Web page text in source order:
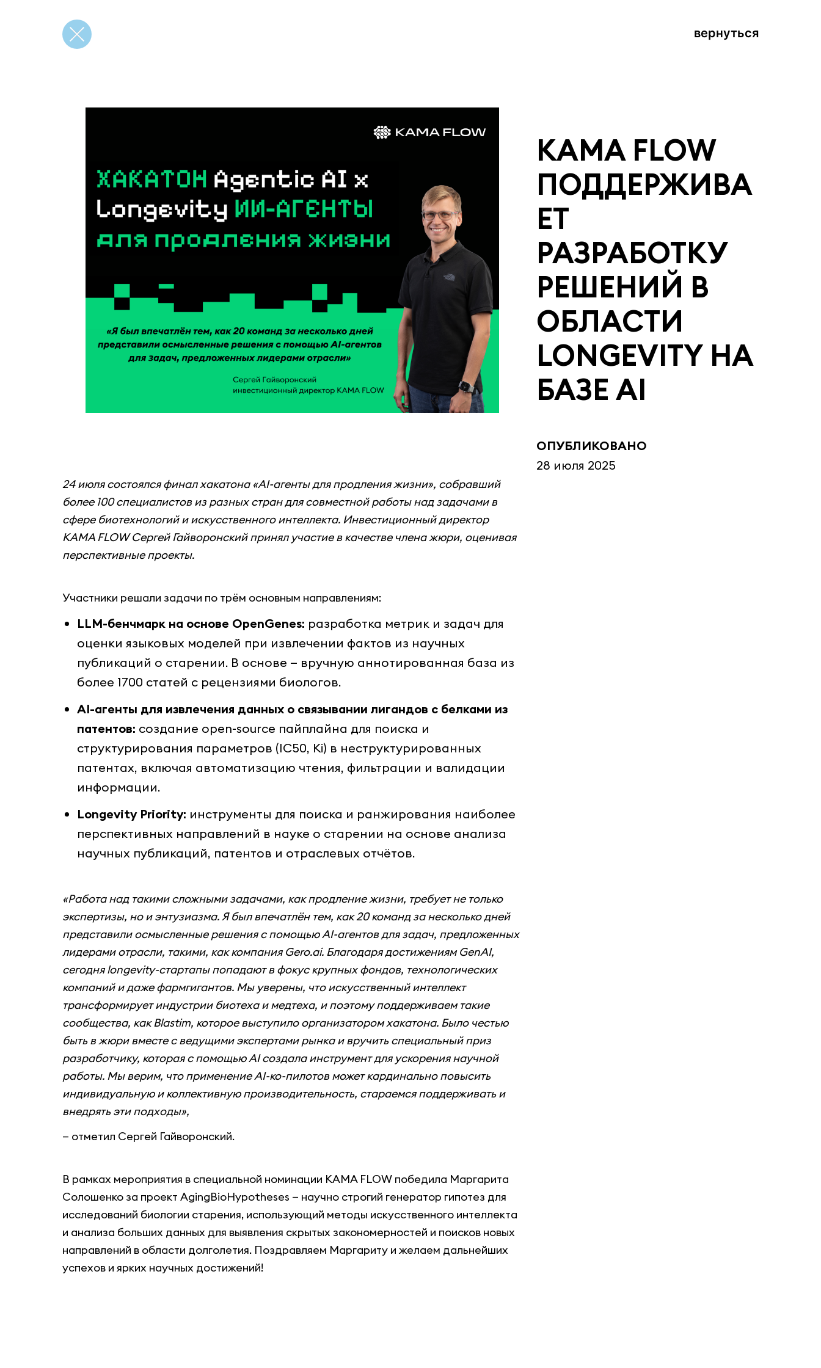
вернуться вернуться
KAMA FLOW
ПОДДЕРЖИВА
ЕТ
РАЗРАБОТКУ
РЕШЕНИЙ В
ОБЛАСТИ
LONGEVITY НА
БАЗЕ AI
ОПУБЛИКОВАНО
28 июля 2025
24 июля состоялся финал хакатона «AI-агенты для продления жизни», собравший
более 100 специалистов из разных стран для совместной работы над задачами в
сфере биотехнологий и искусственного интеллекта. Инвестиционный директор
KAMA FLOW Сергей Гайворонский принял участие в качестве члена жюри, оценивая
перспективные проекты.
Участники решали задачи по трём основным направлениям:
LLM-бенчмарк на основе OpenGenes: разработка метрик и задач для
оценки языковых моделей при извлечении фактов из научных
публикаций о старении. В основе — вручную аннотированная база из
более 1700 статей с рецензиями биологов.
AI-агенты для извлечения данных о связывании лигандов с белками из
патентов: создание open-source пайплайна для поиска и
структурирования параметров (IC50, Ki) в неструктурированных
патентах, включая автоматизацию чтения, фильтрации и валидации
информации.
Longevity Priority: инструменты для поиска и ранжирования наиболее
перспективных направлений в науке о старении на основе анализа
научных публикаций, патентов и отраслевых отчётов.
«Работа над такими сложными задачами, как продление жизни, требует не только
экспертизы, но и энтузиазма. Я был впечатлён тем, как 20 команд за несколько дней
представили осмысленные решения с помощью AI-агентов для задач, предложенных
лидерами отрасли, такими, как компания Gero.ai. Благодаря достижениям GenAI,
сегодня longevity-стартапы попадают в фокус крупных фондов, технологических
компаний и даже фармгигантов. Мы уверены, что искусственный интеллект
трансформирует индустрии биотеха и медтеха, и поэтому поддерживаем такие
сообщества, как Blastim, которое выступило организатором хакатона. Было честью
быть в жюри вместе с ведущими экспертами рынка и вручить специальный приз
разработчику, которая с помощью AI создала инструмент для ускорения научной
работы. Мы верим, что применение AI-ко-пилотов может кардинально повысить
индивидуальную и коллективную производительность, стараемся поддерживать и
внедрять эти подходы»,
— отметил Сергей Гайворонский.
В рамках мероприятия в специальной номинации KAMA FLOW победила Маргарита
Солошенко за проект AgingBioHypotheses — научно строгий генератор гипотез для
исследований биологии старения, использующий методы искусственного интеллекта
и анализа больших данных для выявления скрытых закономерностей и поисков новых
направлений в области долголетия. Поздравляем Маргариту и желаем дальнейших
успехов и ярких научных достижений!